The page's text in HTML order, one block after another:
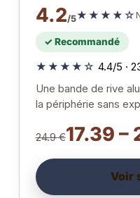
4.2/5★★★★☆
✓ Recommandé
★★★★☆ 4.4/5 ·
Une bande de rive
la périphérie sans
24.9 €17.39 –
Voir